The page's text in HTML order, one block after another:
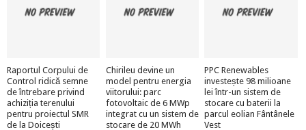
Raportul Corpului de
Control ridică semne
de întrebare privind
achiziția terenului
pentru proiectul SMR
de la Doicești
Chirileu devine un
model pentru energia
viitorului: parc
fotovoltaic de 6 MWp
integrat cu un sistem de
stocare de 20 MWh
PPC Renewables
investește 98 milioane
lei într-un sistem de
stocare cu baterii la
parcul eolian Fântânele
Vest